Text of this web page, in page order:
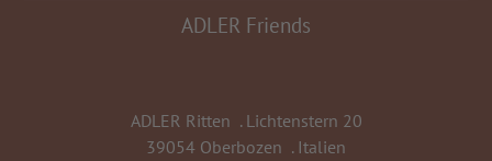
ADLER Friends
ADLER Ritten . Lichtenstern 20
39054 Oberbozen . Italien